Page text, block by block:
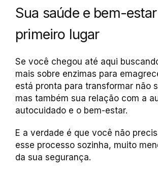
Sua saúde e bem-
primeiro lugar
Se você chegou até aqui
mais sobre enzimas para
está pronta para transformar não
mas também sua relação com a
autocuidado e o bem-estar.
E a verdade é que você não
esse processo sozinha, muito
da sua segurança.